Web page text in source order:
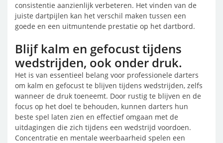
consistentie aanzienlijk verbeteren. Het vinden van de
juiste dartpijlen kan het verschil maken tussen een
goede en een uitmuntende prestatie op het dartbord.
Blijf kalm en gefocust tijdens
wedstrijden, ook onder druk.
Het is van essentieel belang voor professionele darters
om kalm en gefocust te blijven tijdens wedstrijden, zelfs
wanneer de druk toeneemt. Door rustig te blijven en de
focus op het doel te behouden, kunnen darters hun
beste spel laten zien en effectief omgaan met de
uitdagingen die zich tijdens een wedstrijd voordoen.
Concentratie en mentale weerbaarheid spelen een